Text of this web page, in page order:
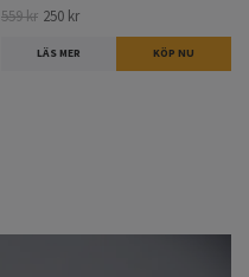
559 kr 250 kr
LÄS MER KÖP NU